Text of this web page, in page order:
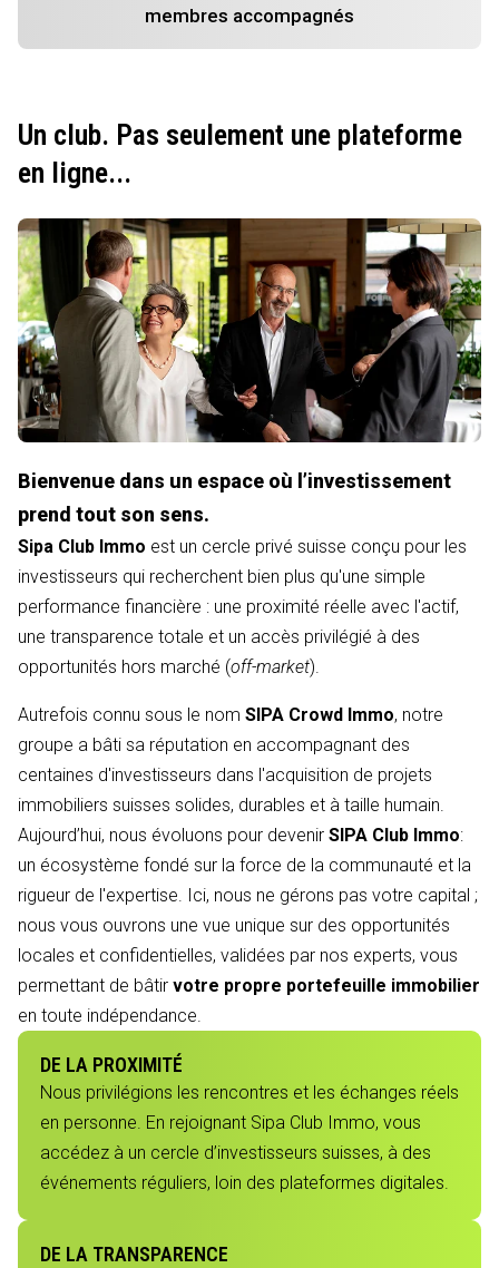
membres accompagnés
Un club. Pas seulement une plateforme
en ligne...
Bienvenue dans un espace où l’investissement
prend tout son sens.
Sipa Club Immo est un cercle privé suisse conçu pour les
investisseurs qui recherchent bien plus qu'une simple
performance financière : une proximité réelle avec l'actif,
une transparence totale et un accès privilégié à des
opportunités hors marché (off-market).
Autrefois connu sous le nom SIPA Crowd Immo, notre
groupe a bâti sa réputation en accompagnant des
centaines d'investisseurs dans l'acquisition de projets
immobiliers suisses solides, durables et à taille humain.
Aujourd’hui, nous évoluons pour devenir SIPA Club Immo:
un écosystème fondé sur la force de la communauté et la
rigueur de l'expertise. Ici, nous ne gérons pas votre capital ;
nous vous ouvrons une vue unique sur des opportunités
locales et confidentielles, validées par nos experts, vous
permettant de bâtir votre propre portefeuille immobilier
en toute indépendance.
DE LA PROXIMITÉ
Nous privilégions les rencontres et les échanges réels
en personne. En rejoignant Sipa Club Immo, vous
accédez à un cercle d’investisseurs suisses, à des
événements réguliers, loin des plateformes digitales.
DE LA TRANSPARENCE